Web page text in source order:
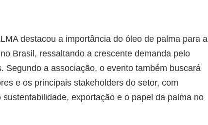
destacou a importância do óleo de palma para a
Brasil, ressaltando a crescente demanda pelo
Segundo a associação, o evento também buscará
e os principais stakeholders do setor, com
exportação e o papel da palma no